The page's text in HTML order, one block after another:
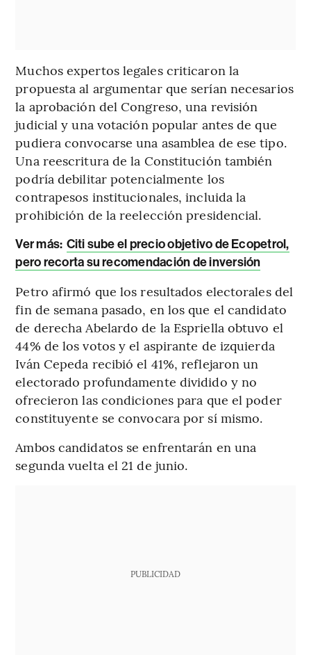
Muchos expertos legales criticaron la
propuesta al argumentar que serían necesarios
la aprobación del Congreso, una revisión
judicial y una votación popular antes de que
pudiera convocarse una asamblea de ese tipo.
Una reescritura de la Constitución también
podría debilitar potencialmente los
contrapesos institucionales, incluida la
prohibición de la reelección presidencial.
Ver más: Citi sube el precio objetivo de Ecopetrol,
pero recorta su recomendación de inversión
Petro afirmó que los resultados electorales del
fin de semana pasado, en los que el candidato
de derecha Abelardo de la Espriella obtuvo el
44% de los votos y el aspirante de izquierda
Iván Cepeda recibió el 41%, reflejaron un
electorado profundamente dividido y no
ofrecieron las condiciones para que el poder
constituyente se convocara por sí mismo.
Ambos candidatos se enfrentarán en una
segunda vuelta el 21 de junio.
PUBLICIDAD